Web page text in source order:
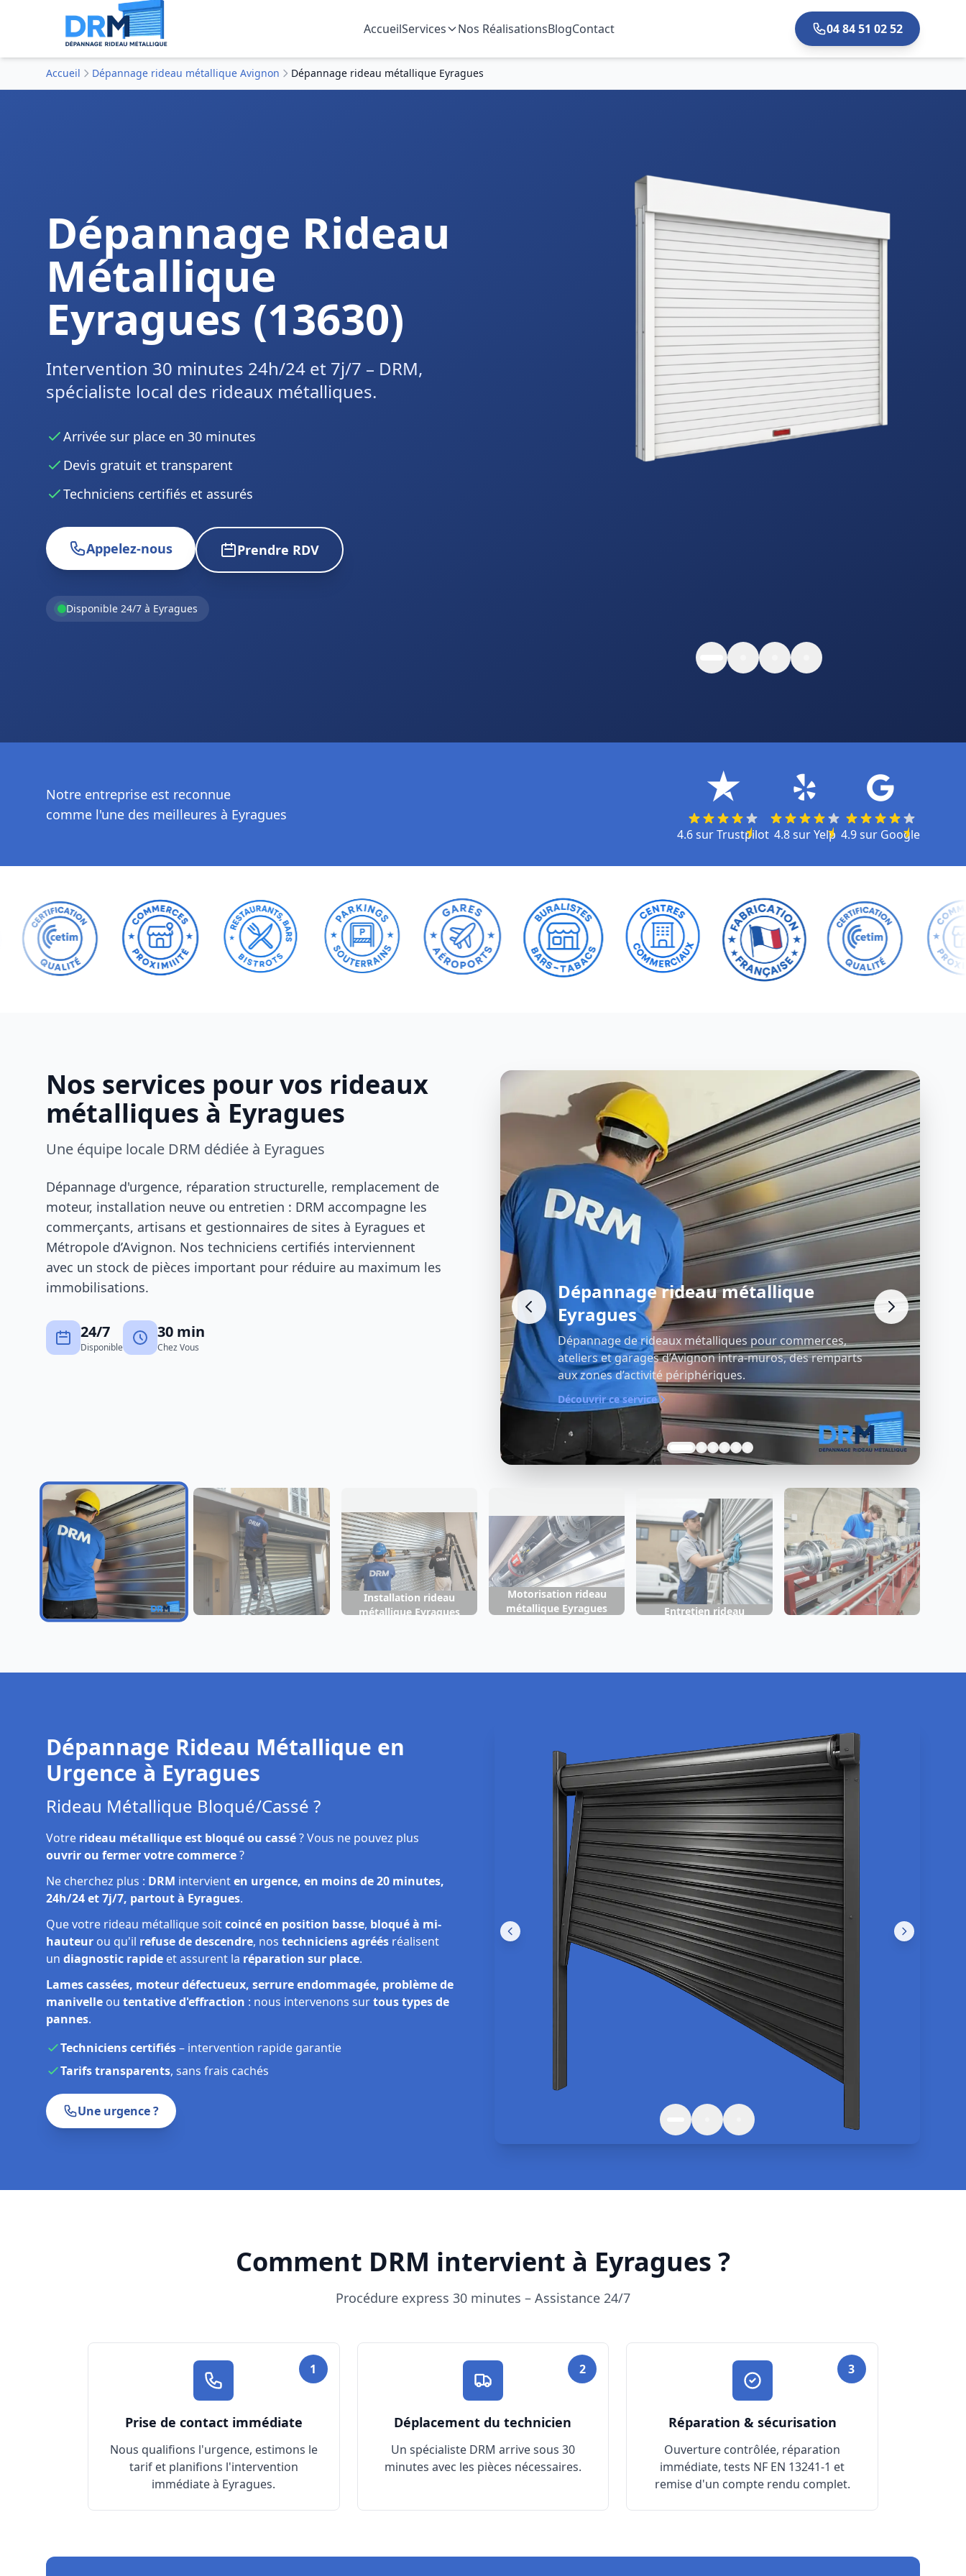
AccueilServices Nos RéalisationsBlogContact 04 84 51 02 52
Accueil Dépannage rideau métallique Avignon Dépannage rideau métallique Eyragues
Dépannage Rideau
Métallique
Eyragues (13630)
Intervention 30 minutes 24h/24 et 7j/7 – DRM,
spécialiste local des rideaux métalliques.
Arrivée sur place en 30 minutes
Devis gratuit et transparent
Techniciens certifiés et assurés
Appelez-nous Prendre RDV
Disponible 24/7 à Eyragues
Notre entreprise est reconnue
comme l'une des meilleures à Eyragues
4.6surTrustpilot 4.8surYelp 4.9sur Google
Nos services pour vos rideaux
métalliques à Eyragues
Une équipe locale DRM dédiée à Eyragues
Dépannage d'urgence, réparation structurelle, remplacement de
moteur, installation neuve ou entretien : DRM accompagne les
commerçants, artisans et gestionnaires de sites à Eyragues et
Métropole d’Avignon. Nos techniciens certifiés interviennent
avec un stock de pièces important pour réduire au maximum les
immobilisations.
24/7
Disponible
30 min
Chez Vous
Dépannage rideau métallique
Dépannage de rideaux métalliques pour commerces,
ateliers et garages d’Avignon intra‑muros, des remparts
Réparation rideau métallique
Eyragues
Réparation complète de rideaux métalliques pour
commerces d’Avignon, avec diagnostic précis et
solutions durables adaptées au bâti local.
Découvrir ce service
Dépannage rideau
Installation rideau
métallique Eyragues
Motorisation rideau
métallique Eyragues
Entretien rideau
Dépannage Rideau Métallique en
Urgence à Eyragues
Rideau Métallique Bloqué/Cassé ?
Votre rideau métallique est bloqué ou cassé? Vous ne pouvez plus
ouvrir ou fermer votre commerce?
Ne cherchez plus : DRM intervienten urgence, en moins de 20 minutes,
24h/24 et 7j/7, partout à Eyragues.
Que votre rideau métallique soitcoincé en position basse, bloqué à mi-
hauteur ou qu'il refuse de descendre, nos techniciens agréés réalisent
un diagnostic rapide et assurent la réparation sur place.
Lames cassées, moteur défectueux, serrure endommagée, problème de
manivelle ou tentative d'effraction : nous intervenons surtous types de
pannes.
Techniciens certifiés– intervention rapide garantie
Tarifs transparents, sans frais cachés
Une urgence ?
Visuel en cours d'intégration
Urgence 24/7 ·Eyragues
Comment DRM intervient à Eyragues ?
Procédure express 30 minutes – Assistance 24/7
1
Prise de contact immédiate
Nous qualifions l'urgence, estimons le
tarif et planifions l'intervention
immédiate à Eyragues.
2
Déplacement du technicien
Un spécialiste DRM arrive sous 30
minutes avec les pièces nécessaires.
3
Réparation & sécurisation
Ouverture contrôlée, réparation
immédiate, tests NF EN 13241-1 et
remise d'un compte rendu complet.